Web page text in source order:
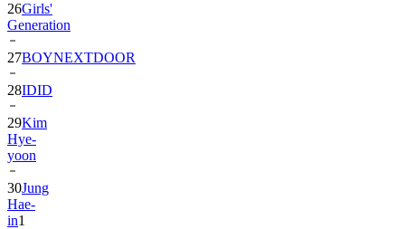
26Girls'
Generation
27BOYNEXTDOOR
28IDID
29Kim
Hye-
yoon
30Jung
Hae-
in1